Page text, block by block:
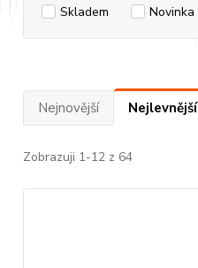
Skladem Novinka
Nejnovější Nejlevnější
Zobrazuji 1-12 z 64